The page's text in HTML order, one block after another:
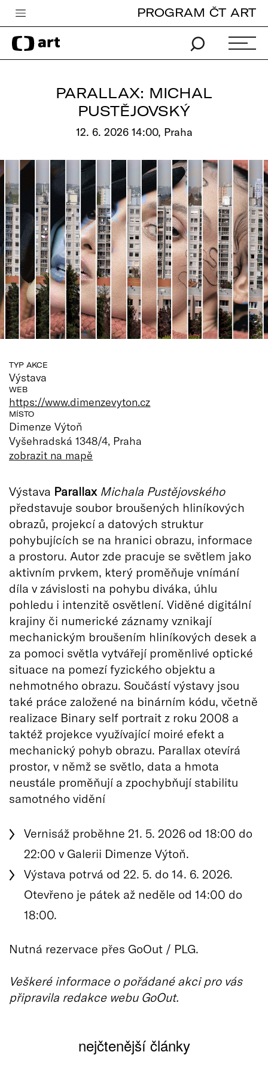
Česká televize
Zpravodajství
Vše o ČT
PROGRAM ČT ART
PARALLAX: MICHAL
PUSTĚJOVSKÝ
12. 6. 2026 14:00, Praha
TYP AKCE
Výstava
WEB
https://www.dimenzevyton.cz
MÍSTO
Dimenze Výtoň
Vyšehradská 1348/4, Praha
zobrazit na mapě
Výstava Parallax Michala Pustějovského
představuje soubor broušených hliníkových
obrazů, projekcí a datových struktur
pohybujících se na hranici obrazu, informace
a prostoru. Autor zde pracuje se světlem jako
aktivním prvkem, který proměňuje vnímání
díla v závislosti na pohybu diváka, úhlu
pohledu i intenzitě osvětlení. Viděné digitální
krajiny či numerické záznamy vznikají
mechanickým broušením hliníkových desek a
za pomoci světla vytvářejí proměnlivé optické
situace na pomezí fyzického objektu a
nehmotného obrazu. Součástí výstavy jsou
také práce založené na binárním kódu, včetně
realizace Binary self portrait z roku 2008 a
taktéž projekce využívající moiré efekt a
mechanický pohyb obrazu. Parallax otevírá
prostor, v němž se světlo, data a hmota
neustále proměňují a zpochybňují stabilitu
samotného vidění
Vernisáž proběhne 21. 5. 2026 od 18:00 do
22:00 v Galerii Dimenze Výtoň.
Výstava potrvá od 22. 5. do 14. 6. 2026.
Otevřeno je pátek až neděle od 14:00 do
18:00.
Nutná rezervace přes GoOut / PLG.
Veškeré informace o pořádané akci pro vás
připravila redakce webu GoOut.
nejčtenější články